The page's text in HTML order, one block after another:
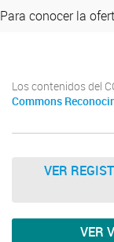
Para conocer la
Los contenidos del
Commons
VER
VER